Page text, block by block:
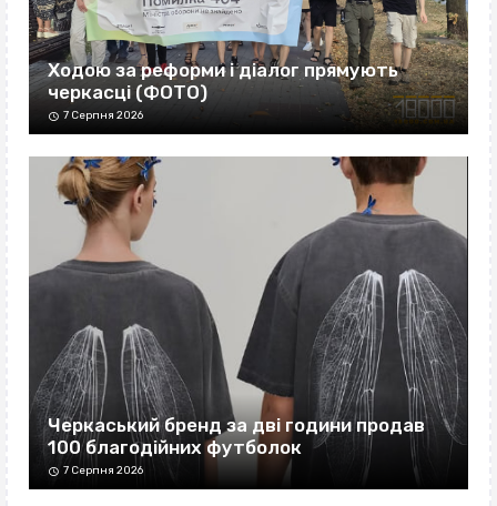
Ходою за реформи і діалог прямують
черкасці (ФОТО)
7 Серпня 2026
Черкаський бренд за дві години продав
100 благодійних футболок
7 Серпня 2026